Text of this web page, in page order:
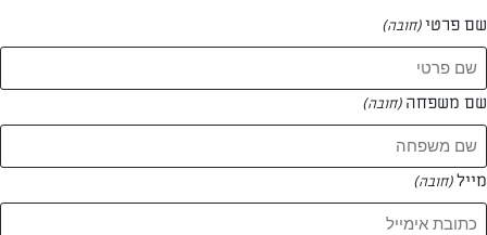
המתכונים של
0 מתכונים
המאמרים של כרמלה ליברמן
שם פרטי(חובה)
שם משפחה (חובה)
מייל(חובה)